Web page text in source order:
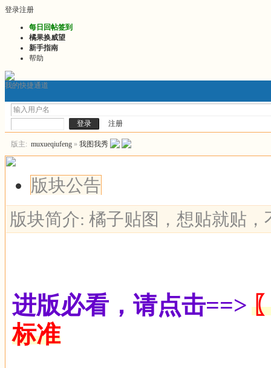
登录注册
每日回帖签到
橘果换威望
新手指南
帮助
我的快捷通道
论坛
注册
版主: muxueqiufeng » 我图我秀
版块公告
版块简介: 橘子贴图，想贴就贴
进版必看，请点击==>
标准